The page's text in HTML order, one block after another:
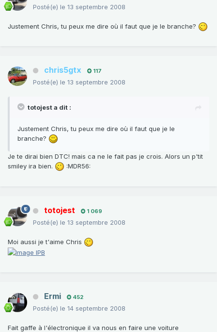
Posté(e) le 13 septembre 2008
Justement Chris, tu peux me dire où il faut que je le branche?
chris5gtx 117
Posté(e) le 13 septembre 2008
totojest a dit :
Justement Chris, tu peux me dire où il faut que je le
branche?
Je te dirai bien DTC! mais ca ne le fait pas je crois. Alors un p'tit
smiley ira bien.
:MDR56:
totojest 1 069
Posté(e) le 13 septembre 2008
Moi aussi je t'aime Chris
Ermi 452
Posté(e) le 14 septembre 2008
Fait gaffe à l'électronique il va nous en faire une voiture